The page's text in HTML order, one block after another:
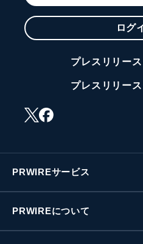
ログ
プレスリリー
プレスリリー
PRWIREサービス
PRWIREについて